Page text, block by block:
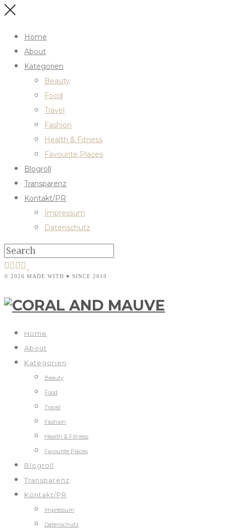
Home
About
Kategorien
Beauty
Food
Travel
Fashion
Health & Fitness
Favourite Places
Blogroll
Transparenz
Kontakt/PR
Impressum
Datenschutz
© 2026 MADE WITH ♥ SINCE 2010
Home
About
Kategorien
Beauty
Food
Travel
Fashion
Health & Fitness
Favourite Places
Blogroll
Transparenz
Kontakt/PR
Impressum
Datenschutz